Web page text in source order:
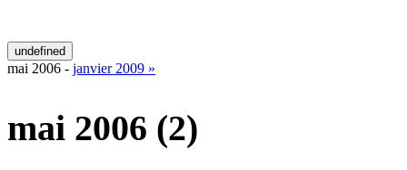
undefined
mai 2006 - janvier 2009 »
mai 2006 (2)